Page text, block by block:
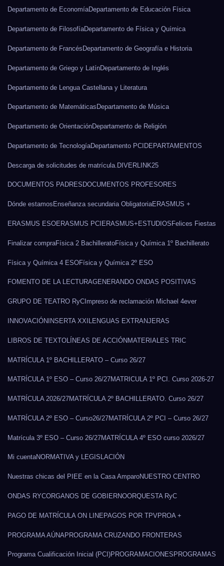
Departamento de EconomíaDepartamento de Educación Física
Departamento de FilosofíaDepartamento de Física y Química
Departamento de Francés Departamento de Geografía e Historia
Departamento de Griego y LatínDepartamento de Inglés
Departamento de Lengua Castellana y Literatura
Departamento de Matemáticas Departamento de Música
Departamento de OrientaciónDepartamento de Religión
Departamento de TecnologíaDepartamento PCI DEPARTAMENTOS
Descarga de solicitudes de matrícula. DIVERLINK25
DOCUMENTOS PADRES DOCUMENTOS PROFESORES
Dónde estamos Enseñanza secundaria ObligatoriaERASMUS +
ERASMUS ESOERASMUS PCI ERASMUS+ ESTUDIOS Felices Fiestas
Finalizar compraFísica 2 BachilleratoFísica y Química 1º Bachillerato
Física y Química 4 ESOFísica y Química 2º ESO
FOMENTO DE LA LECTURAGENERANDO ONDAS POSITIVAS
GRUPO DE TEATRO RyC Impreso de reclamación Michael 4ever
INNOVACIÓN INSERTA XXI LENGUAS EXTRANJERAS
LIBROS DE TEXTOLÍNEAS DE ACCIÓNMATERIALES TRIC
MATRÍCULA 1º BACHILLERATO – Curso 26/27
MATRÍCULA 1º ESO – Curso 26/27MATRICULA 1º PCI. Curso 2026-27
MATRÍCULA 2026/27MATRÍCULA 2º BACHILLERATO. Curso 26/27
MATRÍCULA 2º ESO – Curso26/27MATRÍCULA 2º PCI – Curso 26/27
Matrícula 3º ESO – Curso 26/27MATRÍCULA 4º ESO curso 2026/27
Mi cuentaNORMATIVA y LEGISLACIÓN
Nuestras chicas del PIEE en la Casa AmparoNUESTRO CENTRO
ONDAS RYCORGANOS DE GOBIERNOORQUESTA RyC
PAGO DE MATRÍCULA ON LINE PAGOS POR TPVPROA +
PROGRAMA AÚNAPROGRAMA CRUZANDO FRONTERAS
Programa Cualificación Inicial (PCI)PROGRAMACIONES PROGRAMAS